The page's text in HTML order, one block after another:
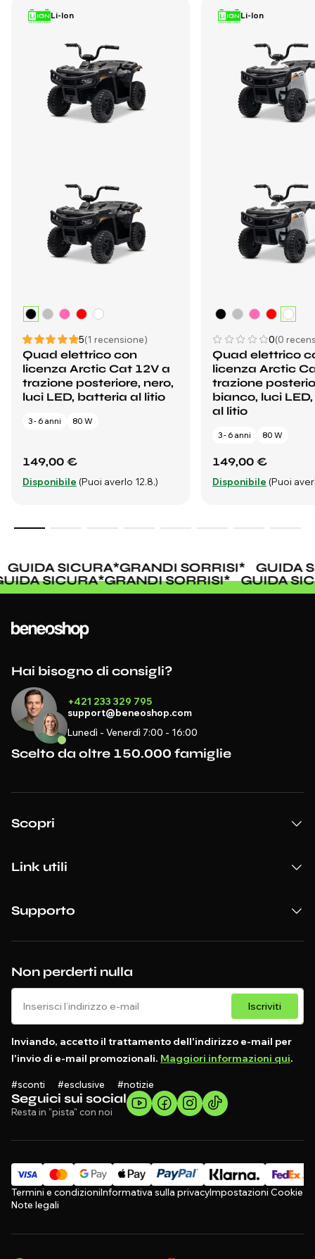
Li-Ion
5(1 recensione)
Quad elettrico con
licenza Arctic Cat 12V a
trazione posteriore, nero,
luci LED, batteria al litio
3 - 6 anni 80 W
149,00 €
Disponibile (Puoi averlo 12.8.)
Li-Ion
0(0
Quad elettrico
licenza Arctic
trazione
bianco, luci
al litio
3 - 6 anni 80 W
149,00 €
Disponibile (Puoi
GUIDA SICURA*GRANDI SORRISI*
GUIDA
SICURA*GRANDI SORRISI* GUIDA
Seguici sui social
Resta in "pista" con noi
Non perderti nulla
Iscriviti
Inviando, accetto il trattamento dell'indirizzo e-mail per
l'invio di e-mail promozionali. Maggiori informazioni qui.
#sconti #esclusive #notizie
Hai bisogno di consigli?
+421 233 329 795
support@beneoshop.com
Lunedì - Venerdì 7:00 - 16:00
Scelto da oltre 150.000 famiglie
Scopri
Link utili
Supporto
Termini e condizioniInformativa sulla privacyImpostazioni Cookie
Note legali